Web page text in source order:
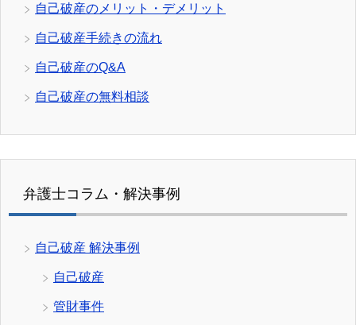
自己破産のメリット・デメリット
自己破産手続きの流れ
自己破産のQ&A
自己破産の無料相談
弁護士コラム・解決事例
自己破産 解決事例
自己破産
管財事件